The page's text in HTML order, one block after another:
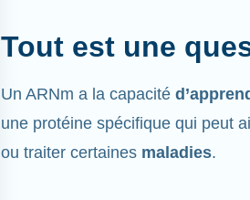
Tout est une
Un ARNm a la capacité
une protéine spécifique qui peut
ou traiter certaines maladies.